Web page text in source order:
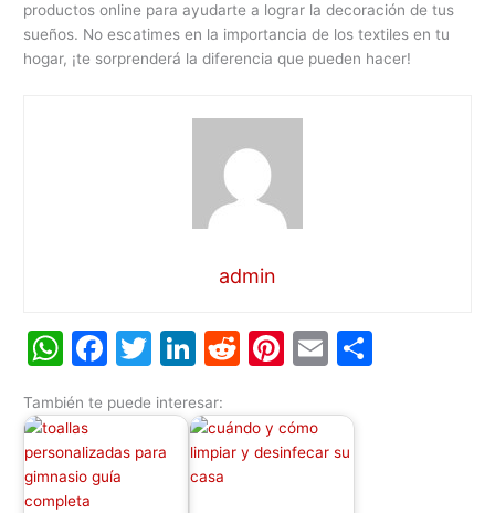
productos online para ayudarte a lograr la decoración de tus
sueños. No escatimes en la importancia de los textiles en tu
hogar, ¡te sorprenderá la diferencia que pueden hacer!
admin
W
at
s
A
F
c
e
b
T
itt
er
Li
k
e
dI
R
d
di
Pi
er
e
E
ai
l
También te puede interesar: